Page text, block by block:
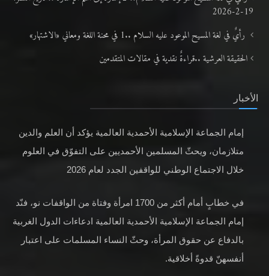
19-2-2026
رأيٌ في لغة المسيح الموعود عليه السلام ..1 في محنة اللغة ومعاني «الاشتهار»
الحقيقة العرشية ..قراءةٌ نقدية في مقالات المتقدمين
الأخبار
إمام الجماعة الإسلامية الأحمدية العالمية يؤكد أن العلم والدين
متلازمان، ويحثّ المسلمين الأحمديين على التفوّق في العلوم
خلال الاجتماع الوطني للواقفين الجدد لعام 2026
في خطابٍ أمام أكثر من 1700 امرأة وفتاة من الواقفات نو، فنّد
إمام الجماعة الإسلامية الأحمدية العالمية ادعاءات الدول الغربية
بالدفاع عن حقوق المرأة، وحثّ النساء المسلمات على اعتبار
أنفسهنّ قدوةً أخلاقية.